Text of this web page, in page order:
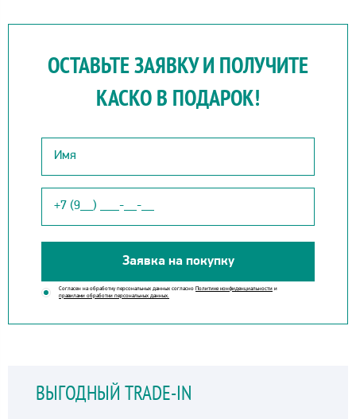
ОСТАВЬТЕ ЗАЯВКУ И ПОЛУЧИТЕ
КАСКО В ПОДАРОК!
Заявка на покупку
Согласен на обработку персональных данных согласно Политике конфиденциальности и
правилами обработки персональных данных.
ВЫГОДНЫЙ TRADE-IN